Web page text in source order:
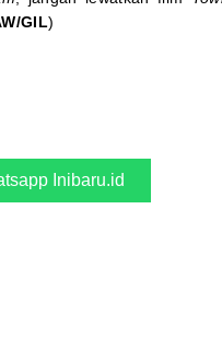
GIL)
Inibaru.id